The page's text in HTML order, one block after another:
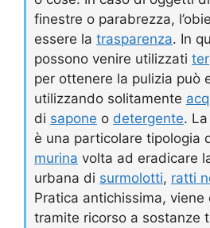
finestre o parabrezza,
essere la trasparenza. In
possono venire utilizzati
per ottenere la pulizia può
utilizzando solitamente
di sapone o detergente. La
è una particolare tipologia
murina volta ad eradicare
urbana di surmolotti, ratti
Pratica antichissima,
tramite ricorso a sostanze